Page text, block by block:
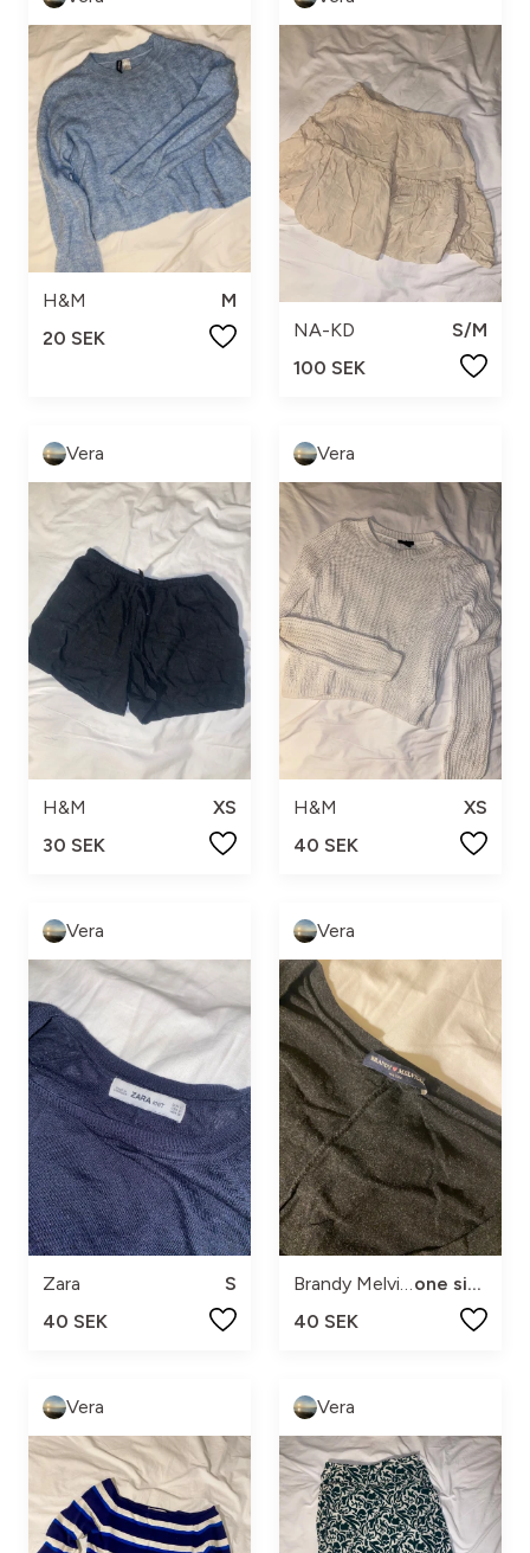
H&M
M
20 SEK
NA-KD
S/M
100 SEK
Vera
H&M
XS
30 SEK
Vera
H&M
XS
40 SEK
Vera
Zara
S
40 SEK
Vera
Brandy Melville
one size
40 SEK
Vera Vera